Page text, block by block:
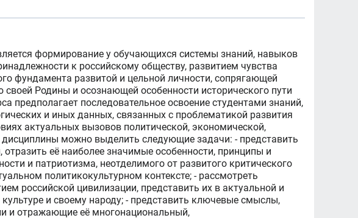
формирование у обучающихся системы знаний, навыков
к российскому обществу, развитием чувства
фундамента развитой и цельной личности, сопрягающей
Родины и осознающей особенности исторического пути
предполагает последовательное освоение студентами знаний,
и иных данных, связанных с проблематикой развития
актуальных вызовов политической, экономической,
можно выделить следующие задачи: - представить
её наиболее значимые особенности, принципы и
и патриотизма, неотделимого от развитого критического
политикокультурном контексте; - рассмотреть
российской цивилизации, представить их в актуальной и
и своему народу; - представить ключевые смыслы,
и отражающие её многонациональный,